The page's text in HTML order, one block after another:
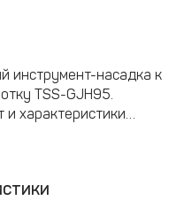
инструмент-насадка к
TSS-GJH95.
характеристики
разрушить, выделяют
для вырубки